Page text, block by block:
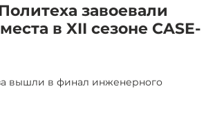
завоевали
в XII сезоне CASE-
вышли в финал инженерного